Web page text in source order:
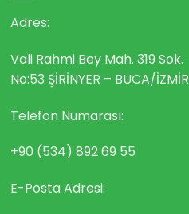
Adres:
Vali Rahmi Bey Mah. 319 Sok.
No:53 ŞİRİNYER – BUCA/İZMİR
Telefon Numarası:
+90 (534) 892 69 55
E-Posta Adresi: